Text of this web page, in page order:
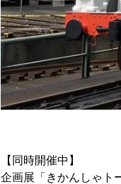
【同時開催中】
企画展「きかんしゃト